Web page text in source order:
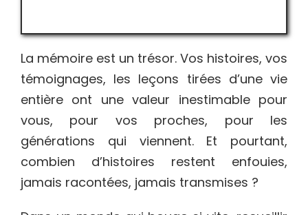
La mémoire est un trésor. Vos histoires, vos
témoignages, les leçons tirées d’une vie
entière ont une valeur inestimable pour
vous, pour vos proches, pour les
générations qui viennent. Et pourtant,
combien d’histoires restent enfouies,
jamais racontées, jamais transmises ?